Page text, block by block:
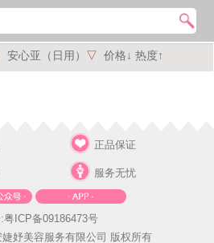
安心亚（日用） ▽ 价格↓ 热度↑
正品保证
服务无忧
粤ICP备09186473号
妤美容服务有限公司 版权所有